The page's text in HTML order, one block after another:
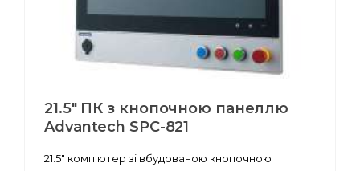
21.5" ПК з кнопочною панеллю
Advantech SPC-821
21.5" комп'ютер зі вбудованою кнопочною